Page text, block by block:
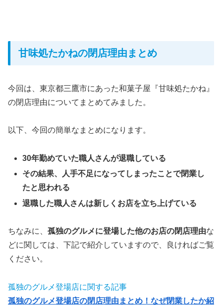
甘味処たかねの閉店理由まとめ
今回は、東京都三鷹市にあった和菓子屋『甘味処たかね』
の閉店理由についてまとめてみました。
以下、今回の簡単なまとめになります。
30年勤めていた職人さんが退職している
その結果、人手不足になってしまったことで閉業し
たと思われる
退職した職人さんは新しくお店を立ち上げている
ちなみに、 孤独のグルメに登場した他のお店の閉店理由な
どに関しては、 下記で紹介していますので、良ければご覧
ください。
孤独のグルメ登場店に関する記事
孤独のグルメ登場店の閉店理由まとめ！なぜ閉業したか紹